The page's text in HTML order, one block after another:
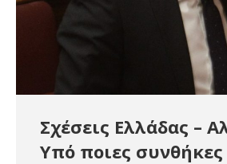
Σχέσεις Ελλάδας –
Υπό ποιες συνθήκες